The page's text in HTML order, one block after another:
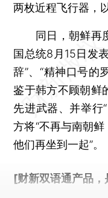
两枚近程飞行器，
同日，朝鲜再度
国总统8月15日发
辞”、“精神口号的
鉴于韩方不顾朝鲜
先进武器、并举行
方将“不再与南朝
他们再坐到一起”。
[财新双语通产品